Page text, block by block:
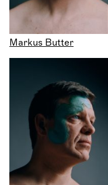
Markus Butter